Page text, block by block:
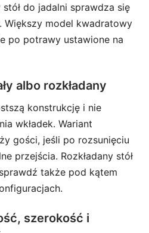
do jadalni sprawdza się
Większy model kwadratowy
po potrawy ustawione na
albo rozkładany
konstrukcję i nie
wkładek. Wariant
gości, jeśli po rozsunięciu
przejścia. Rozkładany stół
także pod kątem
szerokość i